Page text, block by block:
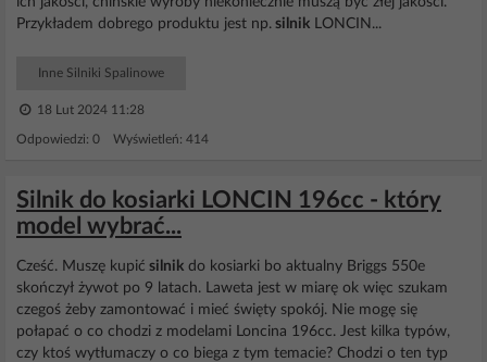
Przykładem dobrego produktu jest np. silnik LONCIN...
Inne Silniki Spalinowe
18 Lut 2024 11:28
Odpowiedzi: 0 Wyświetleń: 414
Silnik do kosiarki LONCIN 196cc - który
model wybrać...
Cześć. Muszę kupić silnik do kosiarki bo aktualny Briggs 550e
skończył żywot po 9 latach. Laweta jest w miarę ok więc szukam
czegoś żeby zamontować i mieć święty spokój. Nie mogę się
połapać o co chodzi z modelami Loncina 196cc. Jest kilka typów,
czy ktoś wytłumaczy o co biega z tym temacie? Chodzi o ten typ